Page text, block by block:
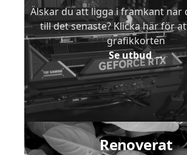
Älskar du att ligga i framkant när
till det senaste? Klicka här för
grafikkorten
Se utbud→
Renoverat